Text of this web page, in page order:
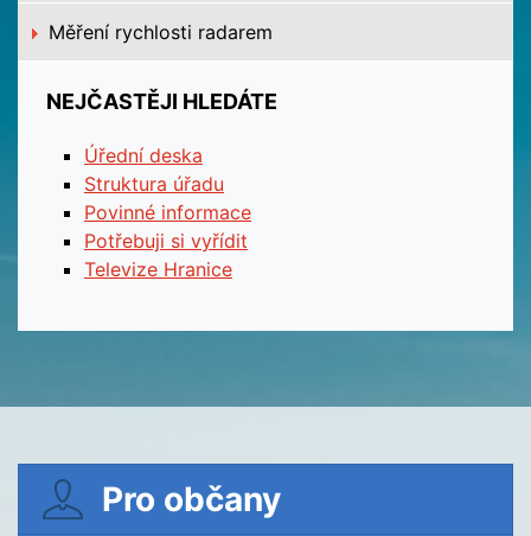
Měření rychlosti radarem
NEJČASTĚJI HLEDÁTE
Úřední deska
Struktura úřadu
Povinné informace
Potřebuji si vyřídit
Televize Hranice
Pro občany